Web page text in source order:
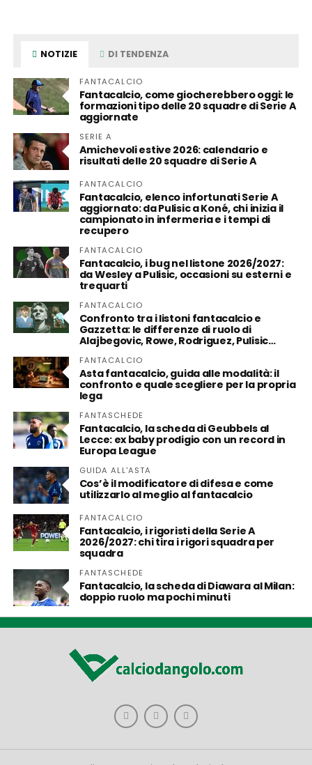
NOTIZIE DI TENDENZA
FANTACALCIO
Fantacalcio, come giocherebbero oggi: le
formazioni tipo delle 20 squadre di Serie A
aggiornate
SERIE A
Amichevoli estive 2026: calendario e
risultati delle 20 squadre di Serie A
FANTACALCIO
Fantacalcio, elenco infortunati Serie A
aggiornato: da Pulisic a Koné, chi inizia il
campionato in infermeria e i tempi di
recupero
FANTACALCIO
Fantacalcio, i bug nel listone 2026/2027:
da Wesley a Pulisic, occasioni su esterni e
trequarti
FANTACALCIO
Confronto tra i listoni fantacalcio e
Gazzetta: le differenze di ruolo di
Alajbegovic, Rowe, Rodriguez, Pulisic…
FANTACALCIO
Asta fantacalcio, guida alle modalità: il
confronto e quale scegliere per la propria
lega
FANTASCHEDE
Fantacalcio, la scheda di Geubbels al
Lecce: ex baby prodigio con un record in
Europa League
GUIDA ALL'ASTA
Cos’è il modificatore di difesa e come
utilizzarlo al meglio al fantacalcio
FANTACALCIO
Fantacalcio, i rigoristi della Serie A
2026/2027: chi tira i rigori squadra per
squadra
FANTASCHEDE
Fantacalcio, la scheda di Diawara al Milan:
doppio ruolo ma pochi minuti